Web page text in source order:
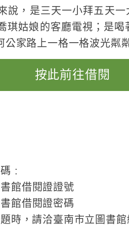
說，是三天一小拜五天一
琪姑娘的客廳電視；是喝
公家路上一格一格波光
按此前往借閱
:
館借閱證證號
館借閱證密碼
時，請洽臺南市立圖書